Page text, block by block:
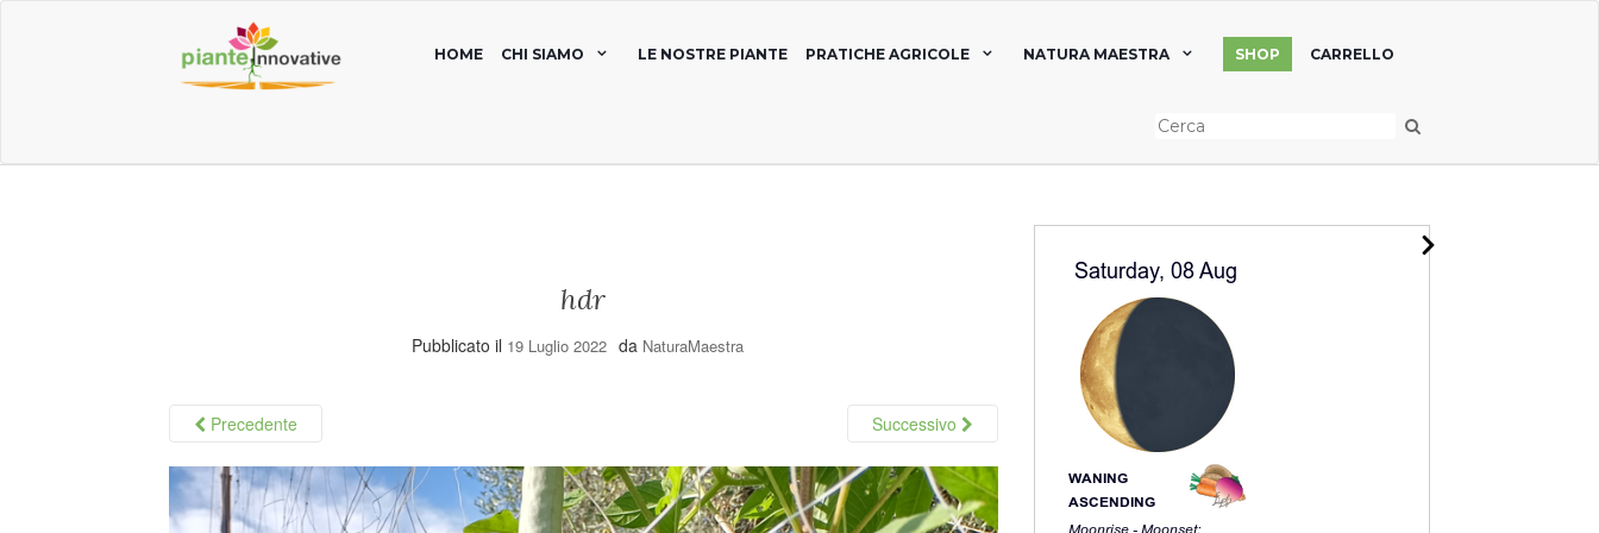
HOME CHI SIAMO LE NOSTRE PIANTE PRATICHE AGRICOLE NATURA MAESTRA SHOP CARRELLO
hdr
Pubblicato il 19 Luglio 2022 da NaturaMaestra
Precedente Successivo